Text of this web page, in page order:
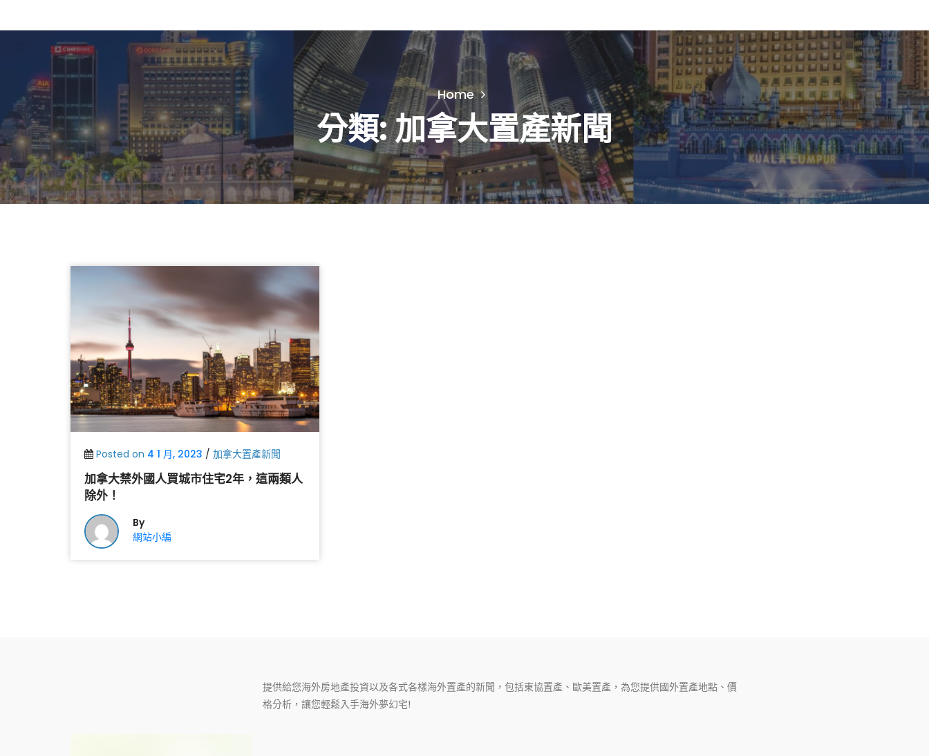
海外房地產置產
置產的新聞，包括東協置產、歐美置產，為
您提供國外置產地點、價格分析，讓您輕鬆
入手海外夢幻宅!
Home
分類:加拿大置產新聞
Posted on 4 1 月, 2023 / 加拿大置產新聞
加拿大禁外國人買城市住宅2年，這兩類人
除外！
By
網站小編
提供給您海外房地產投資以及各式各樣海外置產的新聞，包括東協置產、歐美置產，為您提供國外置產地點、價
格分析，讓您輕鬆入手海外夢幻宅!